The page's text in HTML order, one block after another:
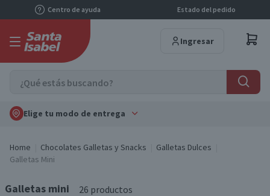
Centro de ayuda Estado del pedido
Ingresar
Elige tu modo de entrega
Home Chocolates Galletas y Snacks
Galletas Dulces
Galletas Mini
Galletas mini 26 productos